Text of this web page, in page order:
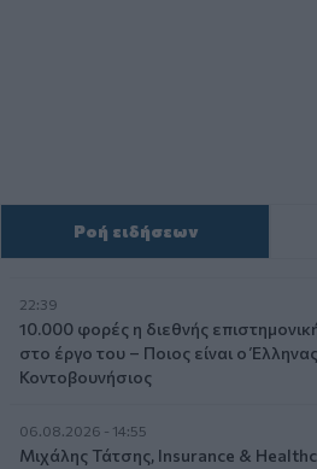
Ροή ειδήσεων
22:39
10.000 φορές η διεθνής
στο έργο του – Ποιος είναι ο
Κοντοβουνήσιος
06.08.2026 - 14:55
Μιχάλης Τάτσης, Insurance &